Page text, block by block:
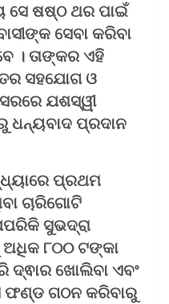
ସେ ଷଷ୍ଠ ଥର ପାଇଁ
ସେବା କରିବା
। ତାଙ୍କର ଏହି
ସହଯୋଗ ଓ
ଯଶସ୍ୱୀ
ଧନ୍ୟବାଦ ପ୍ରଦାନ
ପ୍ରଥମ
ଚାରିଗୋଟି
ସୁଭଦ୍ରା
ଅଧିକ ୮୦୦ ଟଙ୍କା
ଦ୍ଵାର ଖୋଲିବା ଏବଂ
ଫଣ୍ଡ ଗଠନ କରିବାରୁ